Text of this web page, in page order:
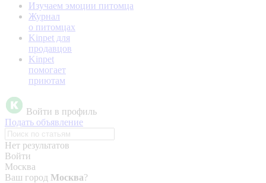
Изучаем эмоции питомца
Журнал
о питомцах
Kinpet для
продавцов
Kinpet
помогает
приютам
Войти в профиль
Подать объявление
Нет результатов
Войти
Москва
Ваш город Москва?